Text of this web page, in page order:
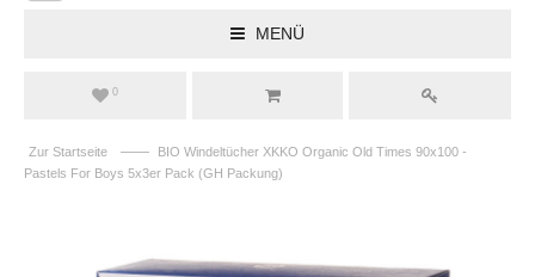
MENÜ
0
Zur Startseite ——
BIO Windeltücher XKKO Organic Old Times 90x100 -
Pastels For Boys 5x3er Pack (GH Packung)